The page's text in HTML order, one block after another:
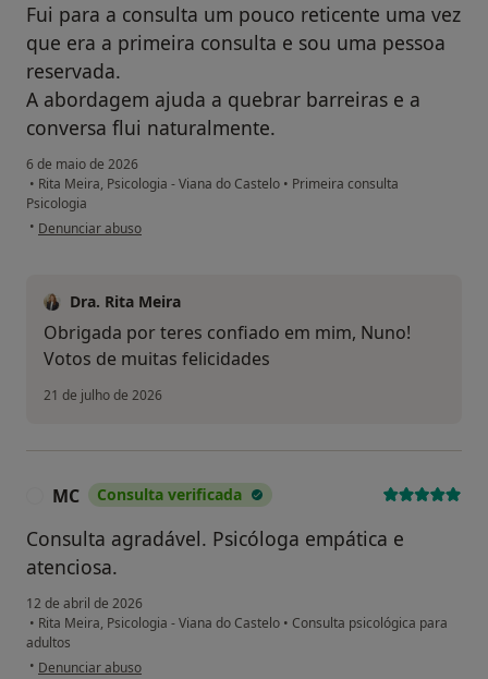
Fui para a consulta um pouco reticente uma vez
que era a primeira consulta e sou uma pessoa
reservada.
A abordagem ajuda a quebrar barreiras e a
conversa flui naturalmente.
6 de maio de 2026
• Rita Meira, Psicologia - Viana do Castelo • Primeira consulta
Psicologia
• na opinião do utilizador Nuno
Denunciar abuso
Dra. Rita Meira
Obrigada por teres confiado em mim, Nuno!
Votos de muitas felicidades
21 de julho de 2026
MC Consulta verificada
Consulta agradável. Psicóloga empática e
atenciosa.
12 de abril de 2026
• Rita Meira, Psicologia - Viana do Castelo • Consulta psicológica para
adultos
• na opinião do utilizador MC
Denunciar abuso